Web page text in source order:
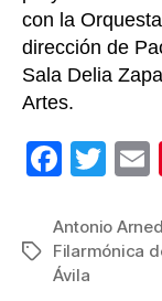
con la
dirección de
Sala Delia
Artes.
F
c
e
T
tt
er
Etiquetas
Antonio
Filarmónica
Ávila